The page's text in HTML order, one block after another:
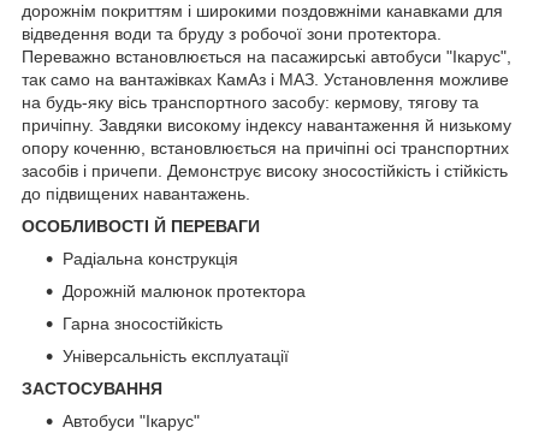
дорожнім покриттям і широкими поздовжніми канавками для
відведення води та бруду з робочої зони протектора.
Переважно встановлюється на пасажирські автобуси "Ікарус",
так само на вантажівках КамАз і МАЗ. Установлення можливе
на будь-яку вісь транспортного засобу: кермову, тягову та
причіпну. Завдяки високому індексу навантаження й низькому
опору коченню, встановлюється на причіпні осі транспортних
засобів і причепи. Демонструє високу зносостійкість і стійкість
до підвищених навантажень.
ОСОБЛИВОСТІ Й ПЕРЕВАГИ
Радіальна конструкція
Дорожній малюнок протектора
Гарна зносостійкість
Універсальність експлуатації
ЗАСТОСУВАННЯ
Автобуси "Ікарус"